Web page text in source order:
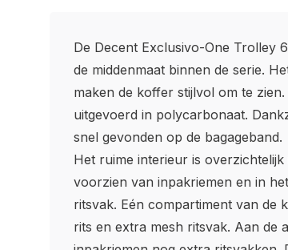
De Decent Exclusivo-One Trolley
de middenmaat binnen de serie.
maken de koffer stijlvol om te
uitgevoerd in polycarbonaat.
snel gevonden op de bagageband.
Het ruime interieur is
voorzien van inpakriemen en in
ritsvak. Eén compartiment van de
rits en extra mesh ritsvak. Aan de